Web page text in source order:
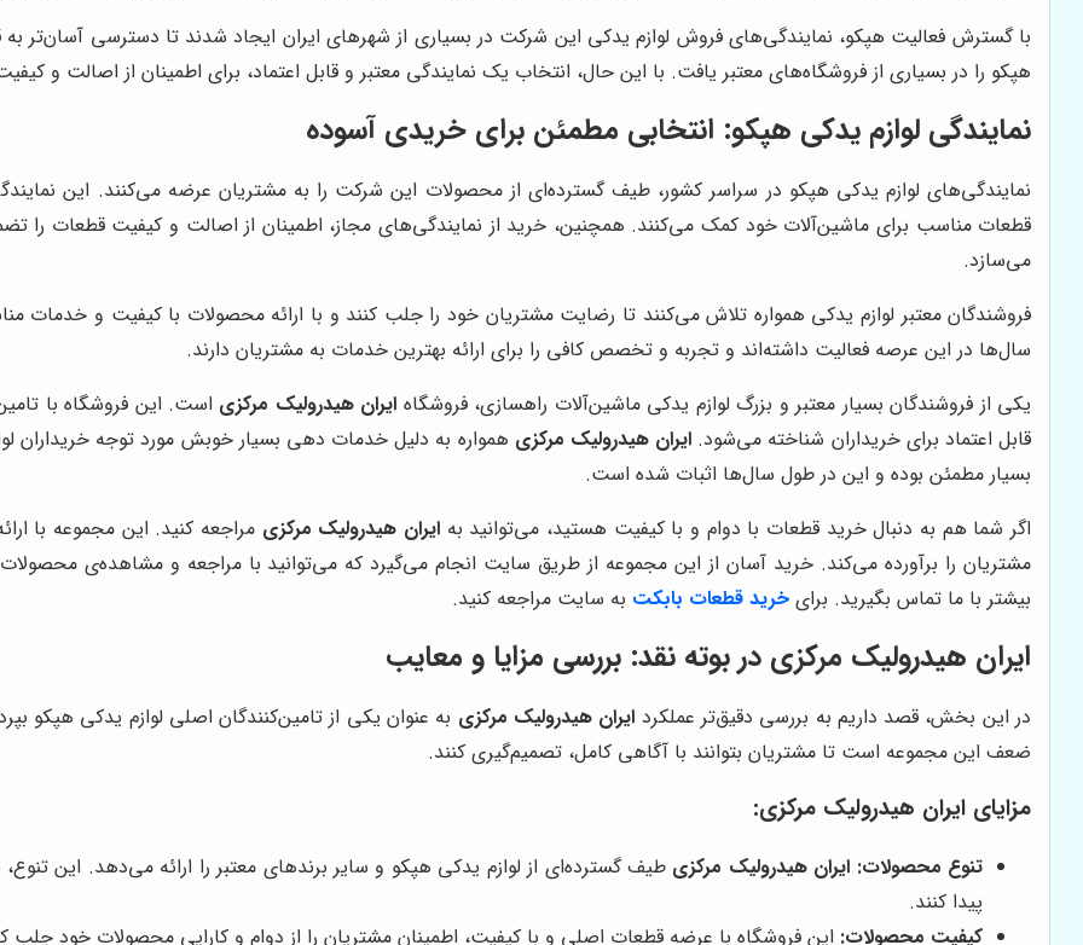
با گسترش فعالیت هپکو، نمایندگی‌های فروش لوازم یدکی این شرکت در بسیاری از شهرهای ایران ایجاد شدند تا دسترسی آسان‌تر به
هپکو را در بسیاری از فروشگاه‌های معتبر یافت. با این حال، انتخاب یک نمایندگی معتبر و قابل اعتماد، برای اطمینان از اصالت و
نمایندگی لوازم یدکی هپکو: انتخابی مطمئن برای خریدی آسوده
نمایندگی‌های لوازم یدکی هپکو در سراسر کشور، طیف گسترده‌ای از محصولات این شرکت را به مشتریان عرضه می‌کنند. این
قطعات مناسب برای ماشین‌آلات خود کمک می‌کنند. همچنین، خرید از نمایندگی‌های مجاز، اطمینان از اصالت و کیفیت قطعات را
می‌سازد.
فروشندگان معتبر لوازم یدکی همواره تلاش می‌کنند تا رضایت مشتریان خود را جلب کنند و با ارائه محصولات با کیفیت و خدمات
سال‌ها در این عرصه فعالیت داشته‌اند و تجربه و تخصص کافی را برای ارائه بهترین خدمات به مشتریان دارند.
یکی از فروشندگان بسیار معتبر و بزرگ لوازم یدکی ماشین‌آلات راهسازی، فروشگاه ایران هیدرولیک مرکزی است. این فروشگاه با
قابل اعتماد برای خریداران شناخته می‌شود. ایران هیدرولیک مرکزی همواره به دلیل خدمات دهی بسیار خوبش مورد توجه خریداران
بسیار مطمئن بوده و این در طول سال‌ها اثبات شده است.
اگر شما هم به دنبال خرید قطعات با دوام و با کیفیت هستید، می‌توانید به ایران هیدرولیک مرکزی مراجعه کنید. این مجموعه با
مشتریان را برآورده می‌کند. خرید آسان از این مجموعه از طریق سایت انجام می‌گیرد که می‌توانید با مراجعه و مشاهده‌ی
بیشتر با ما تماس بگیرید. برای خرید قطعات بابکت به سایت مراجعه کنید.
ایران هیدرولیک مرکزی در بوته نقد: بررسی مزایا و معایب
در این بخش، قصد داریم به بررسی دقیق‌تر عملکرد ایران هیدرولیک مرکزی به عنوان یکی از تامین‌کنندگان اصلی لوازم یدکی هپکو
ضعف این مجموعه است تا مشتریان بتوانند با آگاهی کامل، تصمیم‌گیری کنند.
مزایای ایران هیدرولیک مرکزی:
تنوع محصولات: ایران هیدرولیک مرکزی طیف گسترده‌ای از لوازم یدکی هپکو و سایر برندهای معتبر را ارائه می‌دهد. این
پیدا کنند.
کیفیت محصولات: این فروشگاه با عرضه قطعات اصلی و با کیفیت، اطمینان مشتریان را از دوام و کارایی محصولات خود جلب